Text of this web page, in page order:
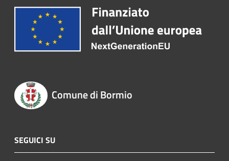
Comune di Bormio
SEGUICI SU